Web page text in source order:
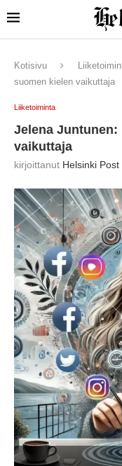
Kotisivu
suomen kielen vaikuttaja
Liiketoiminta
Jelena
vaikuttaja
kirjoittanut Helsinki Post